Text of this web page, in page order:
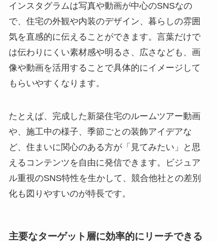
インスタグラムは写真や動画が中心のSNSなの
で、住宅の外観や内装のデザイン、暮らしの雰囲
気を直感的に伝えることができます。言葉だけで
は伝わりにくい素材感や明るさ、広さなども、画
像や動画を活用することで具体的にイメージして
もらいやすくなります。
たとえば、完成した新築住宅のルームツアー動画
や、施工中の様子、季節ごとの装飾アイデアな
ど、住まいに関心のある方が「見てみたい」と思
えるコンテンツを自由に発信できます。ビジュア
ル重視のSNS特性を生かして、競合他社との差別
化も図りやすいのが特長です。
主要なターゲット層に効率的にリーチできる